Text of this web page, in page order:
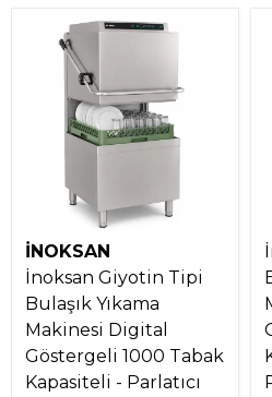
İNOKSAN
İnoksan Giyotin Tipi
Bulaşık Yıkama
Makinesi Digital
Göstergeli 1000 Tabak
Kapasiteli - Parlatıcı